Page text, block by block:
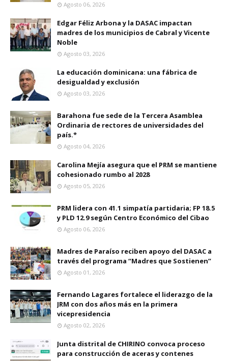
Agosto 06, 2026
Edgar Féliz Arbona y la DASAC impactan
madres de los municipios de Cabral y Vicente
Noble
Agosto 03, 2026
La educación dominicana: una fábrica de
desigualdad y exclusión
Agosto 03, 2026
Barahona fue sede de la Tercera Asamblea
Ordinaria de rectores de universidades del
país.*
Agosto 04, 2026
Carolina Mejía asegura que el PRM se mantiene
cohesionado rumbo al 2028
Agosto 05, 2026
PRM lidera con 41.1 simpatía partidaria; FP 18.5
y PLD 12.9 según Centro Económico del Cibao
Agosto 06, 2026
Madres de Paraíso reciben apoyo del DASAC a
través del programa “Madres que Sostienen”
Agosto 01, 2026
Fernando Lagares fortalece el liderazgo de la
JRM con dos años más en la primera
vicepresidencia
Agosto 02, 2026
Junta distrital de CHIRINO convoca proceso
para construcción de aceras y contenes